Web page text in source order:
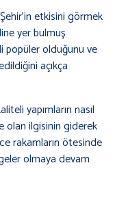
etkisini görmek
yer bulmuş
popüler olduğunu ve
açıkça
yapımların nasıl
olan ilgisinin giderek
rakamların ötesinde
olmaya devam